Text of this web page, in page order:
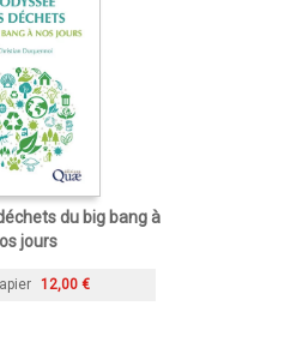
du big bang à
jours
12,00 €